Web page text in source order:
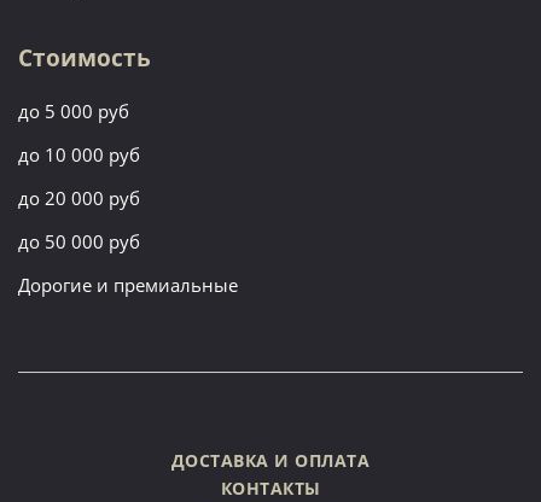
Стоимость
до 5 000 руб
до 10 000 руб
до 20 000 руб
до 50 000 руб
Дорогие и премиальные
ДОСТАВКА И ОПЛАТА
КОНТАКТЫ